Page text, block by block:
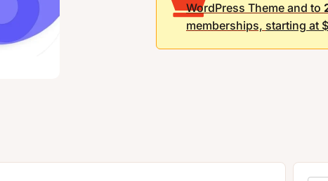
WordPress Theme and to
memberships, starting at